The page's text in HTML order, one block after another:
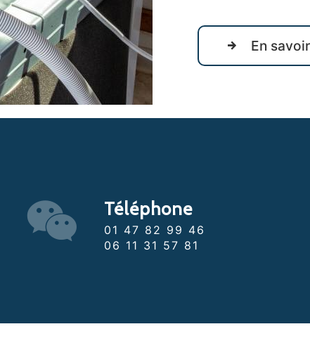
En
Téléphone
01 47 82 99 46
06 11 31 57 81